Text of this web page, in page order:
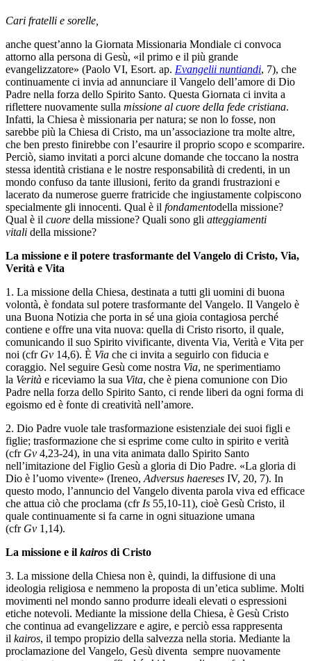
Cari fratelli e sorelle,
anche quest’anno la Giornata Missionaria Mondiale ci convoca
attorno alla persona di Gesù, «il primo e il più grande
evangelizzatore» (Paolo VI, Esort. ap. Evangelii nuntiandi, 7), che
continuamente ci invia ad annunciare il Vangelo dell’amore di Dio
Padre nella forza dello Spirito Santo. Questa Giornata ci invita a
riflettere nuovamente sulla missione al cuore della fede cristiana.
Infatti, la Chiesa è missionaria per natura; se non lo fosse, non
sarebbe più la Chiesa di Cristo, ma un’associazione tra molte altre,
che ben presto finirebbe con l’esaurire il proprio scopo e scomparire.
Perciò, siamo invitati a porci alcune domande che toccano la nostra
stessa identità cristiana e le nostre responsabilità di credenti, in un
mondo confuso da tante illusioni, ferito da grandi frustrazioni e
lacerato da numerose guerre fratricide che ingiustamente colpiscono
specialmente gli innocenti. Qual è il fondamentodella missione?
Qual è il cuore della missione? Quali sono gli atteggiamenti
vitali della missione?
La missione e il potere trasformante del Vangelo di Cristo, Via,
Verità e Vita
1. La missione della Chiesa, destinata a tutti gli uomini di buona
volontà, è fondata sul potere trasformante del Vangelo. Il Vangelo è
una Buona Notizia che porta in sé una gioia contagiosa perché
contiene e offre una vita nuova: quella di Cristo risorto, il quale,
comunicando il suo Spirito vivificante, diventa Via, Verità e Vita per
noi (cfr Gv 14,6). È Via che ci invita a seguirlo con fiducia e
coraggio. Nel seguire Gesù come nostra Via, ne sperimentiamo
la Verità e riceviamo la sua Vita, che è piena comunione con Dio
Padre nella forza dello Spirito Santo, ci rende liberi da ogni forma di
egoismo ed è fonte di creatività nell’amore.
2. Dio Padre vuole tale trasformazione esistenziale dei suoi figli e
figlie; trasformazione che si esprime come culto in spirito e verità
(cfr Gv 4,23-24), in una vita animata dallo Spirito Santo
nell’imitazione del Figlio Gesù a gloria di Dio Padre. «La gloria di
Dio è l’uomo vivente» (Ireneo, Adversus haereses IV, 20, 7). In
questo modo, l’annuncio del Vangelo diventa parola viva ed efficace
che attua ciò che proclama (cfr Is 55,10-11), cioè Gesù Cristo, il
quale continuamente si fa carne in ogni situazione umana
(cfr Gv 1,14).
La missione e il kairos di Cristo
3. La missione della Chiesa non è, quindi, la diffusione di una
ideologia religiosa e nemmeno la proposta di un’etica sublime. Molti
movimenti nel mondo sanno produrre ideali elevati o espressioni
etiche notevoli. Mediante la missione della Chiesa, è Gesù Cristo
che continua ad evangelizzare e agire, e perciò essa rappresenta
il kairos, il tempo propizio della salvezza nella storia. Mediante la
proclamazione del Vangelo, Gesù diventa sempre nuovamente